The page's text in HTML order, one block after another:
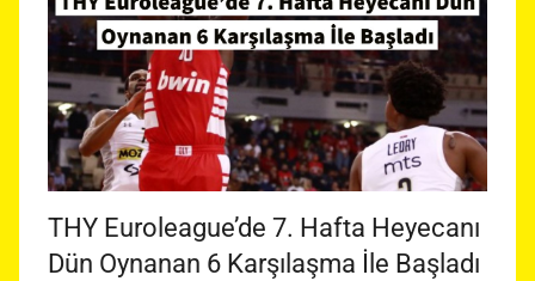
THY Euroleague’de 7. Hafta Heyecanı
Dün Oynanan 6 Karşılaşma İle Başladı